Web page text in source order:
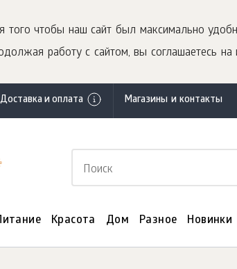
того чтобы наш сайт был максимально
работу с сайтом, вы соглашаетесь на
Доставка и оплата Магазины и контакты
Красота Дом Разное Новинки